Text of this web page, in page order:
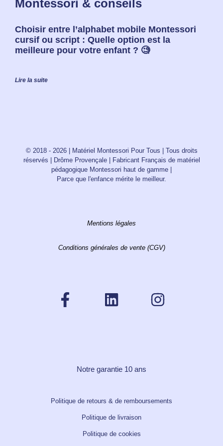
Montessori & conseils
Choisir entre l’alphabet mobile Montessori
cursif ou script : Quelle option est la
meilleure pour votre enfant ? 🧐
Lire la suite
© 2018 - 2026 | Matériel Montessori Pour Tous | Tous droits
réservés | Drôme Provençale | Fabricant Français de matériel
pédagogique Montessori haut de gamme |
Parce que l'enfance mérite le meilleur.
Mentions légales
Conditions générales de vente (CGV)
Notre garantie 10 ans
Politique de retours & de remboursements
Politique de livraison
Politique de cookies